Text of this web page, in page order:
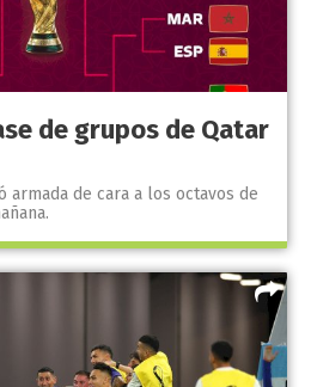
de grupos de Qatar
armada de cara a los octavos de